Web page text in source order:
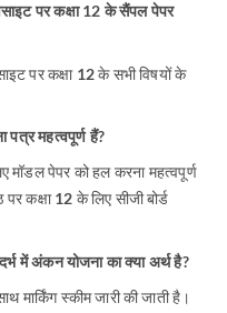
पर कक्षा 12 के सैंपल पेपर
पर कक्षा 12 के सभी विषयों के
पत्र महत्वपूर्ण हैं?
मॉडल पेपर को हल करना महत्वपूर्ण
कक्षा 12 के लिए सीजी बोर्ड
में अंकन योजना का क्या अर्थ है?
मार्किंग स्कीम जारी की जाती है।